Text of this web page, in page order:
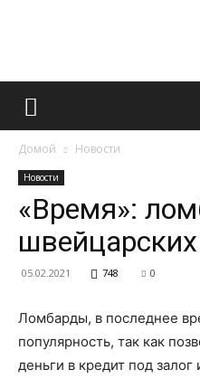
Домой Новости
Новости
«Время»:
05.02.2021 748 0
Ломбарды, в последнее
популярность, так как
деньги в кредит под